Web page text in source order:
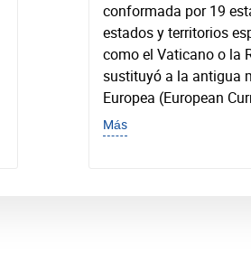
conformada por 19
estados y territorios
como el Vaticano o la
sustituyó a la antigua
Europea (European
Más